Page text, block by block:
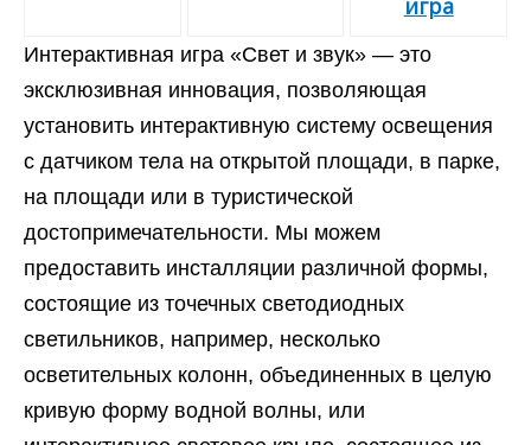
игра
Интерактивная игра «Свет и звук» — это
эксклюзивная инновация, позволяющая
установить интерактивную систему освещения
с датчиком тела на открытой площади, в парке,
на площади или в туристической
достопримечательности. Мы можем
предоставить инсталляции различной формы,
состоящие из точечных светодиодных
светильников, например, несколько
осветительных колонн, объединенных в целую
кривую форму водной волны, или